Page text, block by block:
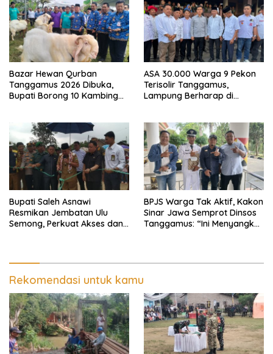
Bazar Hewan Qurban
Tanggamus 2026 Dibuka,
Bupati Borong 10 Kambing
ASA 30.000 Warga 9 Pekon
Terisolir Tanggamus,
Lampung Berharap di
Bupati Saleh Asnawi
Resmikan Jembatan Ulu
Semong, Perkuat Akses dan
BPJS Warga Tak Aktif, Kakon
Sinar Jawa Semprot Dinsos
Tanggamus: “Ini Menyangkut
Rekomendasi untuk kamu